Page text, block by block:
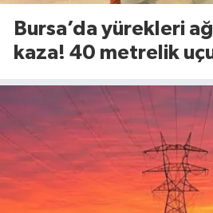
Bursa’da yürekleri
kaza! 40 metrelik